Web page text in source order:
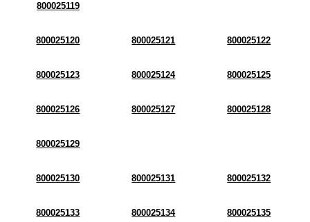
800025119
800025120 800025121 800025122
800025123 800025124 800025125
800025126 800025127 800025128
800025129
800025130 800025131 800025132
800025133 800025134 800025135